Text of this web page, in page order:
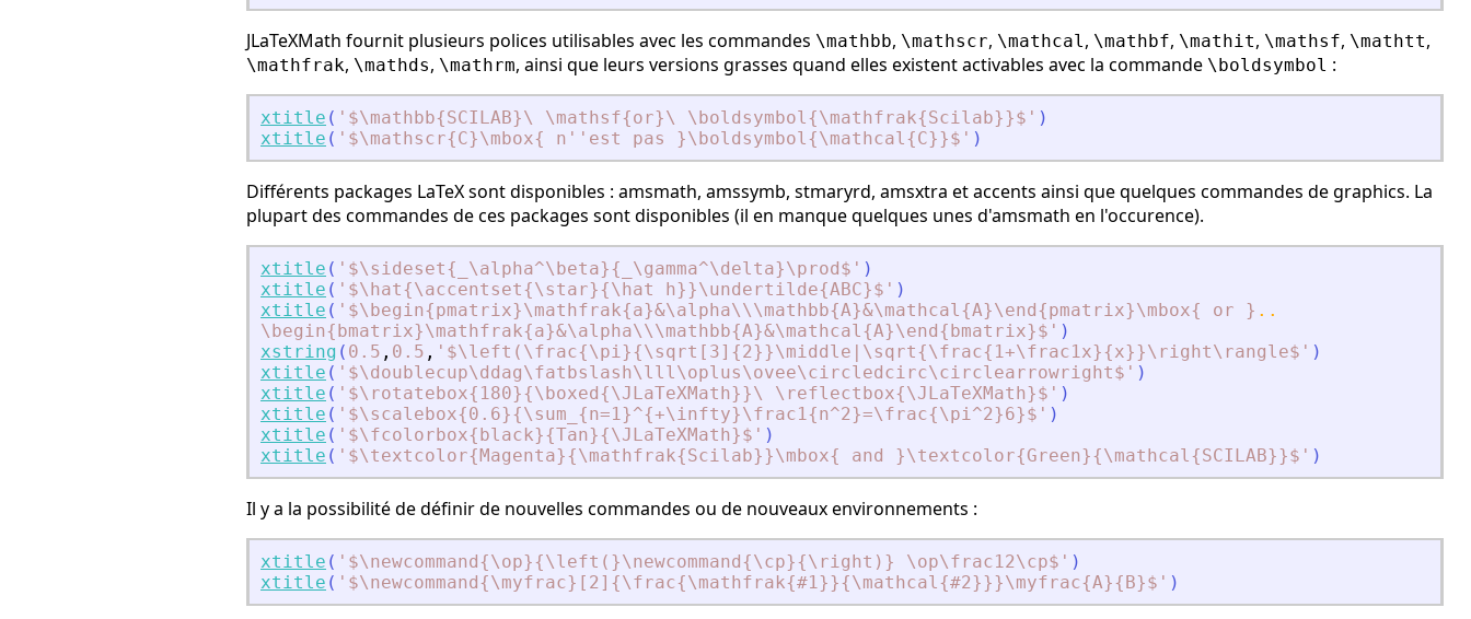
JLaTeXMath fournit plusieurs polices utilisables avec les commandes \mathbb, \mathscr, \mathcal, \mathbf, \mathit, \mathsf, \mathtt,
\mathfrak, \mathds, \mathrm, ainsi que leurs versions grasses quand elles existent activables avec la commande \boldsymbol :
xtitle ( ' $\mathbb{SCILAB}\ \mathsf{or}\ \boldsymbol{\mathfrak{Scilab}}$ ' )
xtitle ( ' $\mathscr{C}\mbox{ n''est pas }\boldsymbol{\mathcal{C}}$ ' )
Différents packages LaTeX sont disponibles : amsmath, amssymb, stmaryrd, amsxtra etaccents ainsi que quelques commandes degraphics. La
plupart des commandes de ces packages sont disponibles (il en manque quelques unes d'amsmath en l'occurence).
xtitle ( ' $\sideset{_\alpha^\beta}{_\gamma^\delta}\prod$ ' )
xtitle ( ' $\hat{\accentset{\star}{\hat h}}\undertilde{ABC}$ ' )
xtitle ( ' $\begin{pmatrix}\mathfrak{a}&\alpha\\\mathbb{A}&\mathcal{A}\end{pmatrix}\mbox{ or } ..
\begin{bmatrix}\mathfrak{a}&\alpha\\\mathbb{A}&\mathcal{A}\end{bmatrix}$ ' )
xstring ( 0.5 , 0.5 , ' $\left(\frac{\pi}{\sqrt[3]{2}}\middle|\sqrt{\frac{1+\frac1x}{x}}\right\rangle$ ' )
xtitle ( ' $\doublecup\ddag\fatbslash\lll\oplus\ovee\circledcirc\circlearrowright$ ' )
xtitle ( ' $\rotatebox{180}{\boxed{\JLaTeXMath}}\ \reflectbox{\JLaTeXMath}$ ' )
xtitle ( ' $\scalebox{0.6}{\sum_{n=1}^{+\infty}\frac1{n^2}=\frac{\pi^2}6}$ ' )
xtitle ( ' $\fcolorbox{black}{Tan}{\JLaTeXMath}$ ' )
xtitle ( ' $\textcolor{Magenta}{\mathfrak{Scilab}}\mbox{ and }\textcolor{Green}{\mathcal{SCILAB}}$ ' )
Il y a la possibilité de définir de nouvelles commandes ou de nouveaux environnements :
xtitle ( ' $\newcommand{\op}{\left(}\newcommand{\cp}{\right)} \op\frac12\cp$ ' )
xtitle ( ' $\newcommand{\myfrac}[2]{\frac{\mathfrak{#1}}{\mathcal{#2}}}\myfrac{A}{B}$ ' )